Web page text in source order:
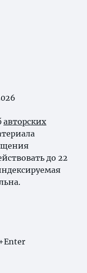
авторских
до 22